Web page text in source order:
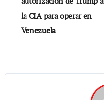
entradas
la CIA para operar en
Venezuela